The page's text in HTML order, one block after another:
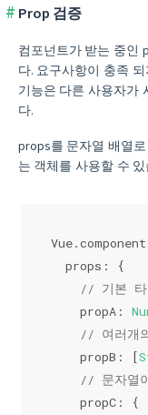
Prop 검증
컴포넌트가 받는 중인
다. 요구사항이 충족
기능은 다른 사용자가
다.
props를 문자열 배열
는 객체를 사용할 수 있
  props: {
// 기본 타
    propA:
// 여러개
    propB: [
// 문자열
    propC: {